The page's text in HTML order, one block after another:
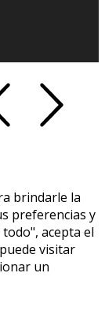
brindarle la
preferencias y
acepta el
visitar
un